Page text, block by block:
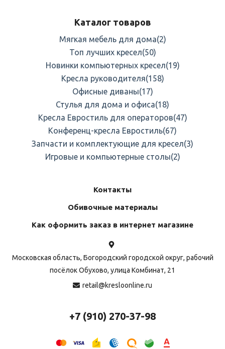
Каталог товаров
Мягкая мебель для дома(2)
Топ лучших кресел(50)
Новинки компьютерных кресел(19)
Кресла руководителя(158)
Офисные диваны(17)
Стулья для дома и офиса(18)
Кресла Евростиль для операторов(47)
Конференц-кресла Евростиль(67)
Запчасти и комплектующие для кресел(3)
Игровые и компьютерные столы(2)
Контакты
Обивочные материалы
Как оформить заказ в интернет магазине
Московская область, Богородский городской округ, рабочий
посёлок Обухово, улица Комбинат, 21
retail@kresloonline.ru
+7 (910) 270-37-98